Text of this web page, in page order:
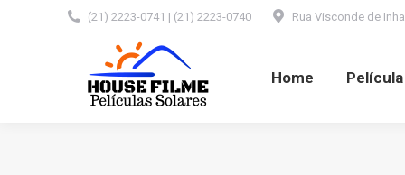
(21) 2223-0741 | (21) 2223-0740 Rua Visconde de
Home
Home Película Automotiva